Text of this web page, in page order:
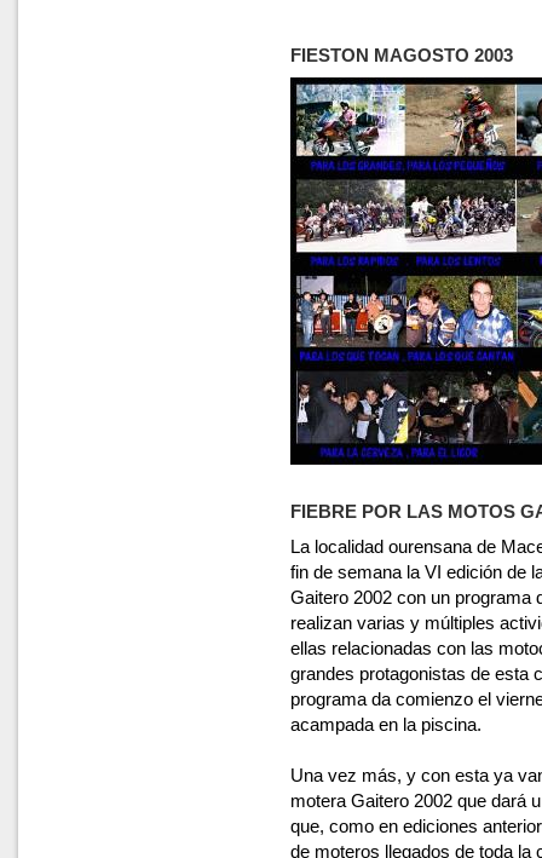
FIESTON MAGOSTO 2003
FIEBRE POR LAS MOTOS
La localidad ourensana de
fin de semana la VI edición de
Gaitero 2002 con un programa
realizan varias y múltiples
ellas relacionadas con las
grandes protagonistas de esta
programa da comienzo el
acampada en la piscina.
Una vez más, y con esta ya
motera Gaitero 2002 que dará
que, como en ediciones
de moteros llegados de toda la